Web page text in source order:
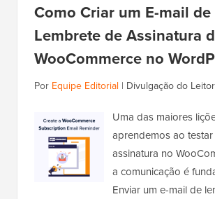
Como Criar um E-mail de
Lembrete de Assinatura
WooCommerce no
Por Equipe Editorial | Divulgação do Leitor
Uma das maiores
aprendemos ao
assinatura no
a comunicação é
Enviar um e-mail de